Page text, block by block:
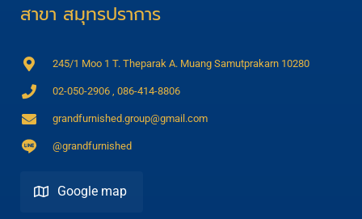
สาขา สมุทรปราการ
245/1 Moo 1 T. Theparak A. Muang Samutprakarn 10280
02-050-2906 , 086-414-8806
grandfurnished.group@gmail.com
@grandfurnished
Google map